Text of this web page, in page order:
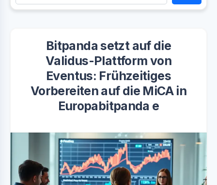
Bitpanda setzt auf die
Validus-Plattform von
Eventus: Frühzeitiges
Vorbereiten auf die MiCA in
Europabitpanda e